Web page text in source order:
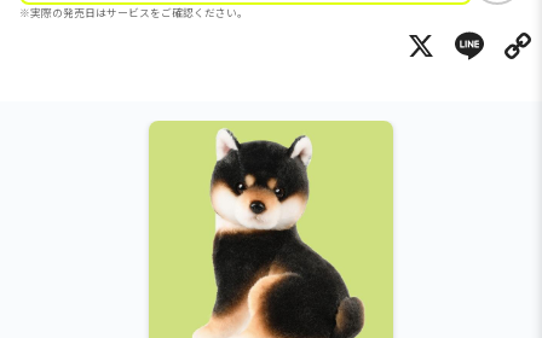
※実際の発売日はサービスをご確認ください。
ね
X